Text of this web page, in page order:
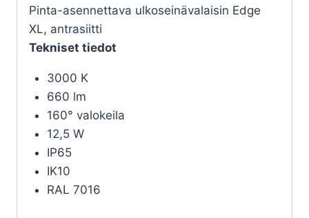
Pinta-asennettava ulkoseinävalaisin Edge
XL, antrasiitti
Tekniset tiedot
3000 K
660 lm
160° valokeila
12,5 W
IP65
IK10
RAL 7016